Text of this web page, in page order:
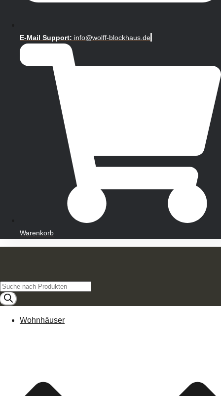
E-Mail Support: info@wolff-blockhaus.de
Warenkorb
Products
search
Wohnhäuser